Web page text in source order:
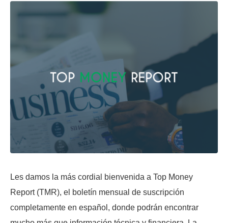
Les damos la más cordial bienvenida a Top Money
Report (TMR), el boletín mensual de suscripción
completamente en español, donde podrán encontrar